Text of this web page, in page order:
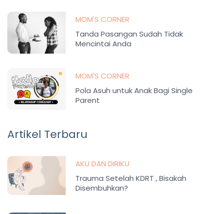
MOM'S CORNER
Tanda Pasangan Sudah Tidak
Mencintai Anda
MOM'S CORNER
Pola Asuh untuk Anak Bagi Single
Parent
Artikel Terbaru
AKU DAN DIRIKU
Trauma Setelah KDRT , Bisakah
Disembuhkan?